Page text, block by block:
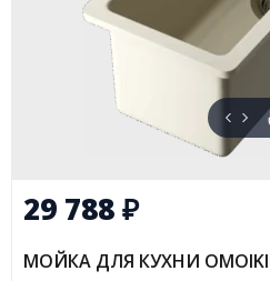
29 788₽
МОЙКА ДЛЯ КУХНИ